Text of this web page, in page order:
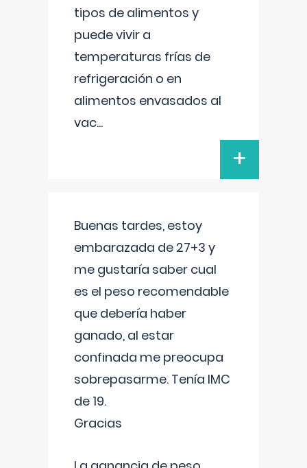
tipos de alimentos y
puede vivir a
temperaturas frías de
refrigeración o en
alimentos envasados al
vac...
+
Buenas tardes, estoy
embarazada de 27+3 y
me gustaría saber cual
es el peso recomendable
que debería haber
ganado, al estar
confinada me preocupa
sobrepasarme. Tenía IMC
de 19.
Gracias